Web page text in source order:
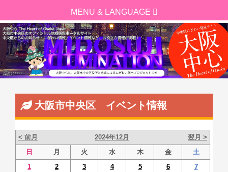
大阪市中央区 イベント情報
< 前月 2024年12月
翌月 >
日
月 火 水 木 金
土
1
2 3 4 5 6
7